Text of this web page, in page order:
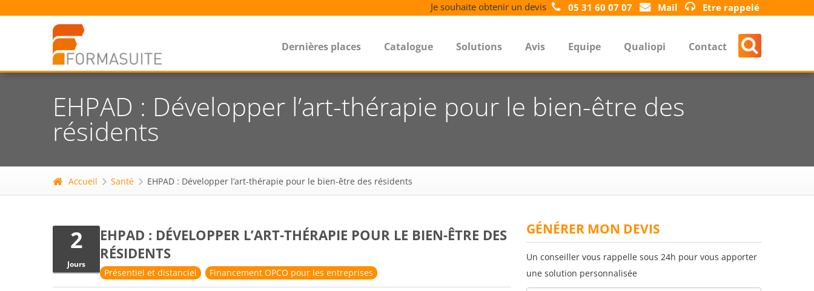
Je souhaite obtenir un devis 05 31 60 07 07 Mail Etre rappelé
Dernières places Catalogue Solutions Avis Equipe Qualiopi Contact
EHPAD : Développer l’art-thérapie pour le bien-être des
résidents
Accueil Santé EHPAD : Développer l’art-thérapie pour le bien-être des résidents
2
Jours
EHPAD : DÉVELOPPER L’ART-THÉRAPIE POUR LE BIEN-ÊTRE DES
RÉSIDENTS
Présentiel et distanciel Financement OPCO pour les entreprises
GÉNÉRER MON DEVIS
Un conseiller vous rappelle sous 24h pour vous apporter
une solution personnalisée